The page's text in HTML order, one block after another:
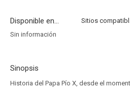
Disponible en...
Sin información
Sinopsis
Historia del Papa Pío X, desde el